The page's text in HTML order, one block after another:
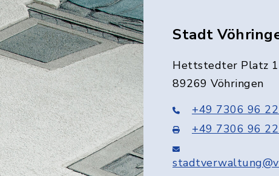
Stadt
Hettstedter Platz 1
89269 Vöhringen
+49 7306 96
+49 7306 96